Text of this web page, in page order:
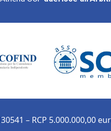
– RCP 5.000.000,00